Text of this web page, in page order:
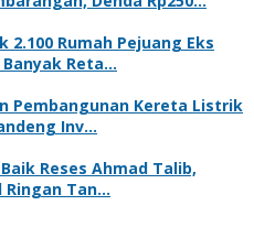
2.100 Rumah Pejuang Eks
Reta…
Pembangunan Kereta Listrik
Inv…
Reses Ahmad Talib,
Ringan Tan…